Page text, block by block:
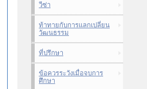
วีซ่า
ท้าทายกับการแลกเปลี่ยน
วัฒนธรรม
ที่ปรึกษา
ข้อควรระวังเมื่อจบการ
ศึกษา